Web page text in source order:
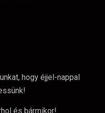
hogy éjjel-nappal
és bármikor!